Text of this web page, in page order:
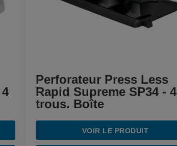
Perforateur Press Less
Rapid Supreme SP34 - 4
trous. Boîte
VOIR LE PRODUIT